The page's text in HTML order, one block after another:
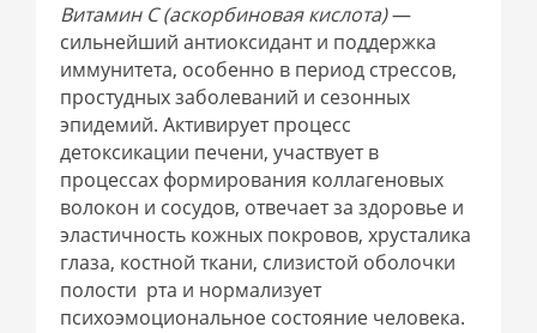
Витамин С (аскорбиновая кислота)—
сильнейший антиоксидант и поддержка
иммунитета, особенно в период стрессов,
простудных заболеваний и сезонных
эпидемий. Активирует процесс
детоксикации печени, участвует в
процессах формирования коллагеновых
волокон и сосудов, отвечает за здоровье и
эластичность кожных покровов, хрусталика
глаза, костной ткани, слизистой оболочки
полости рта и нормализует
психоэмоциональное состояние человека.